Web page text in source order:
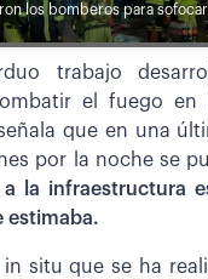
los bomberos para
trabajo
el fuego en
que en una
por la noche se
a la infraestructura
estimaba.
in situ que se ha